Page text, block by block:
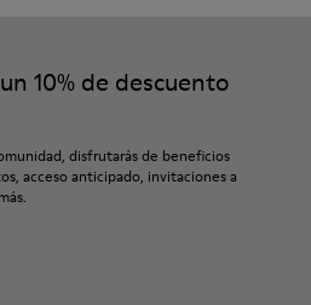
tiempo.
detallada sobre cómo cuidar
para el cuidado del calzado.
10% de descuento
disfrutarás de beneficios
acceso anticipado, invitaciones a